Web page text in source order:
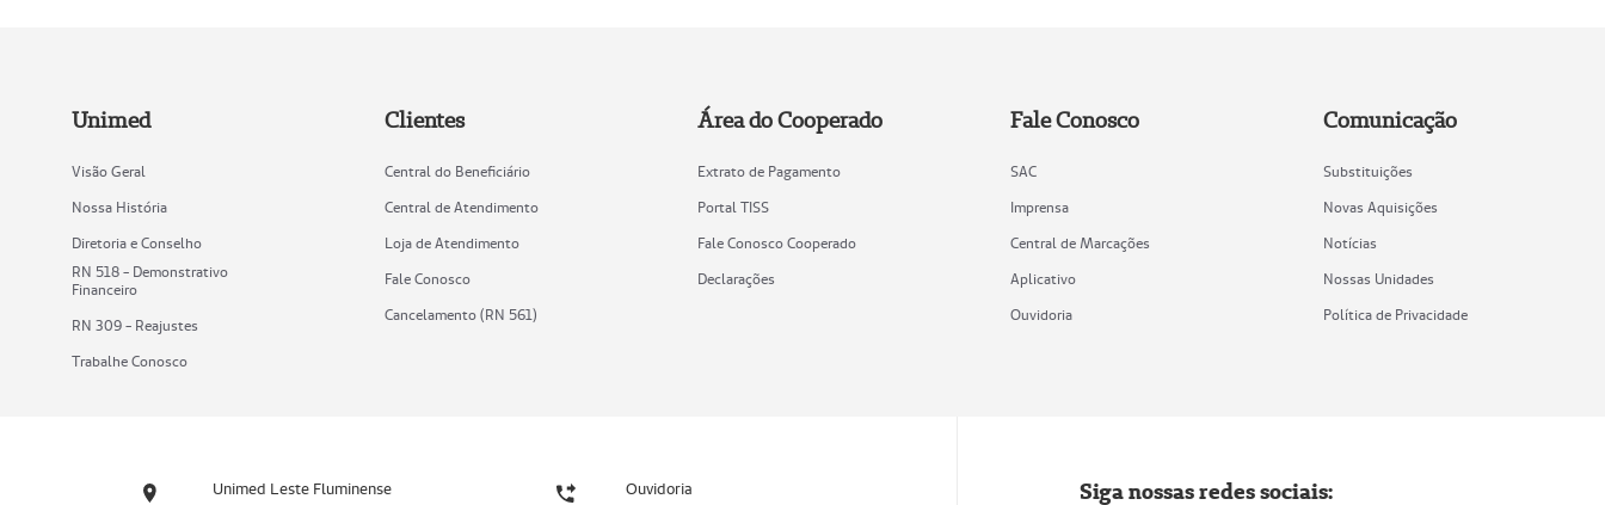
Unimed
Visão Geral
Nossa História
Diretoria e Conselho
RN 518 - Demonstrativo
Financeiro
RN 309 - Reajustes
Trabalhe Conosco
Clientes
Central do Beneficiário
Central de Atendimento
Loja de Atendimento
Fale Conosco
Cancelamento (RN 561)
Área do Cooperado
Extrato de Pagamento
Portal TISS
Fale Conosco Cooperado
Declarações
Fale Conosco
SAC
Imprensa
Central de Marcações
Aplicativo
Ouvidoria
Comunicação
Substituições
Novas Aquisições
Notícias
Nossas Unidades
Política de Privacidade
Unimed Leste Fluminense Ouvidoria Siga nossas redes sociais: